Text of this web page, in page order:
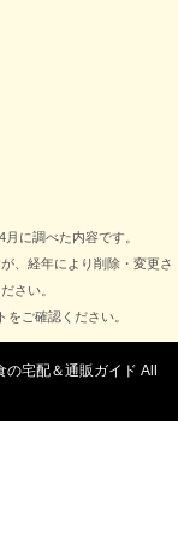
に調べた内容です。
、経年により削除・変更さ
さい。
ご確認ください。
の宅配＆通販ガイド All